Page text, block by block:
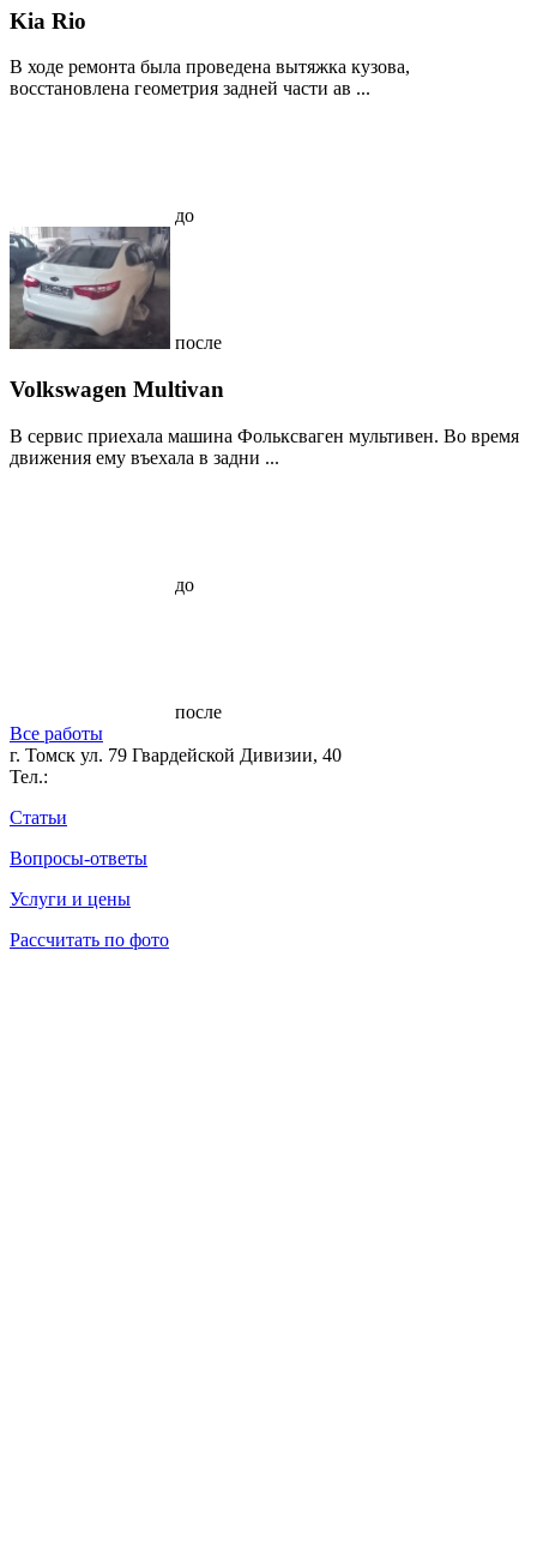
Kia Rio
В ходе ремонта была проведена вытяжка кузова,
восстановлена геометрия задней части ав ...
до
после
Volkswagen Multivan
В сервис приехала машина Фольксваген мультивен. Во время
движения ему въехала в задни ...
до
после
Все работы
г. Томск ул. 79 Гвардейской Дивизии, 40
Тел.:
Статьи
Вопросы-ответы
Услуги и цены
Рассчитать по фото